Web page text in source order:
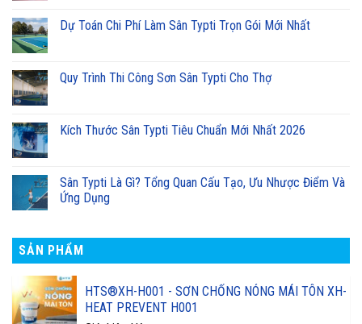
Dự Toán Chi Phí Làm Sân Typti Trọn Gói Mới Nhất
Quy Trình Thi Công Sơn Sân Typti Cho Thợ
Kích Thước Sân Typti Tiêu Chuẩn Mới Nhất 2026
Sân Typti Là Gì? Tổng Quan Cấu Tạo, Ưu Nhược Điểm Và
Ứng Dụng
SẢN PHẨM
HTS®XH-H001 - SƠN CHỐNG NÓNG MÁI TÔN XH-
HEAT PREVENT H001